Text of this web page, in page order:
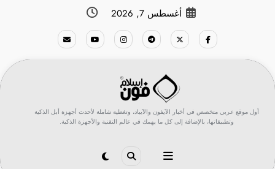
أغسطس 7, 2026
أول موقع عربي متخصص في أخبار الآيفون والآيباد، وتغطية شاملة لأحدث أجهزة أبل الذكية
وتطبيقاتها، بالإضافة إلى كل ما يهمك في عالم التقنية والأجهزة الذكية.